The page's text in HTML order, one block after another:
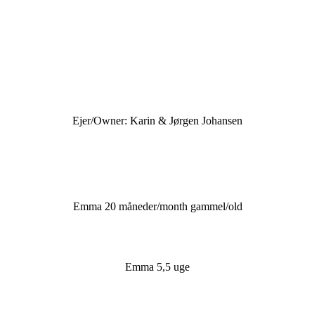
Ejer/Owner: Karin & Jørgen Johansen
Emma 20 måneder/month gammel/old
Emma 5,5 uge